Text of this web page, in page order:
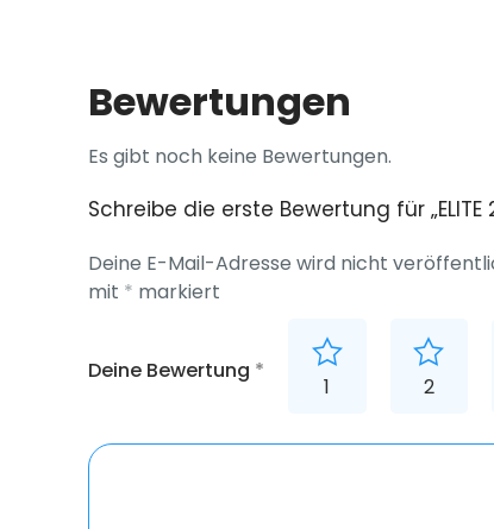
Bewertungen
Es gibt noch keine Bewertungen.
Schreibe die erste Bewertung für „ELITE
Deine E-Mail-Adresse wird nicht
mit * markiert
Deine Bewertung *
1 2